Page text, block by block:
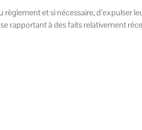
et si nécessaire, d’expulser
rapportant à des faits relativement